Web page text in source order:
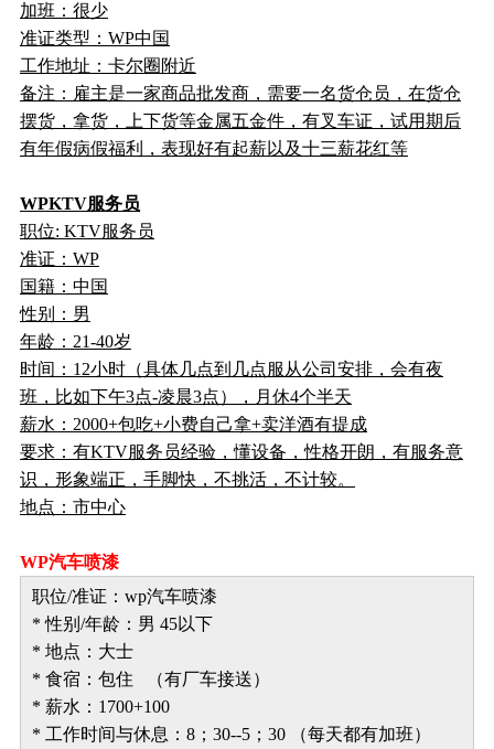
加班：很少
准证类型：WP中国
工作地址：卡尔圈附近
备注：雇主是一家商品批发商，需要一名货仓员，在货仓
摆货，拿货，上下货等金属五金件，有叉车证，试用期后
有年假病假福利，表现好有起薪以及十三薪花红等
WPKTV服务员
职位: KTV服务员
准证：WP
国籍：中国
性别：男
年龄：21-40岁
时间：12小时（具体几点到几点服从公司安排，会有夜
班，比如下午3点-凌晨3点），月休4个半天
薪水：2000+包吃+小费自己拿+卖洋酒有提成
要求：有KTV服务员经验，懂设备，性格开朗，有服务意
识，形象端正，手脚快，不挑活，不计较。
地点：市中心
WP汽车喷漆
职位/准证：wp汽车喷漆
* 性别/年龄：男 45以下
* 地点：大士
* 食宿：包住 （有厂车接送）
* 薪水：1700+100
* 工作时间与休息：8；30--5；30 （每天都有加班）